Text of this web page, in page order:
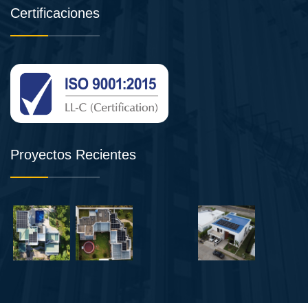
Certificaciones
Proyectos Recientes